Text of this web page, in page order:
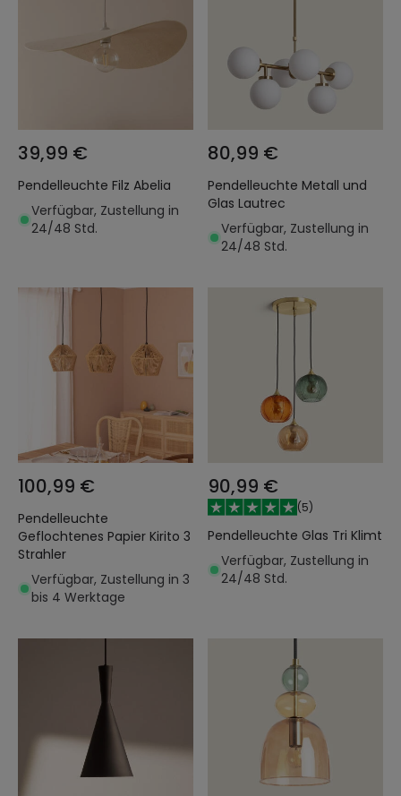
39,99 €
Pendelleuchte Filz Abelia
Verfügbar, Zustellung in
24/48 Std.
80,99 €
Pendelleuchte Metall und
Glas Lautrec
Verfügbar, Zustellung in
24/48 Std.
100,99 €
Pendelleuchte
Geflochtenes Papier Kirito 3
Strahler
Verfügbar, Zustellung in 3
bis 4 Werktage
90,99 €
(5)
Pendelleuchte Glas Tri Klimt
Verfügbar, Zustellung in
24/48 Std.